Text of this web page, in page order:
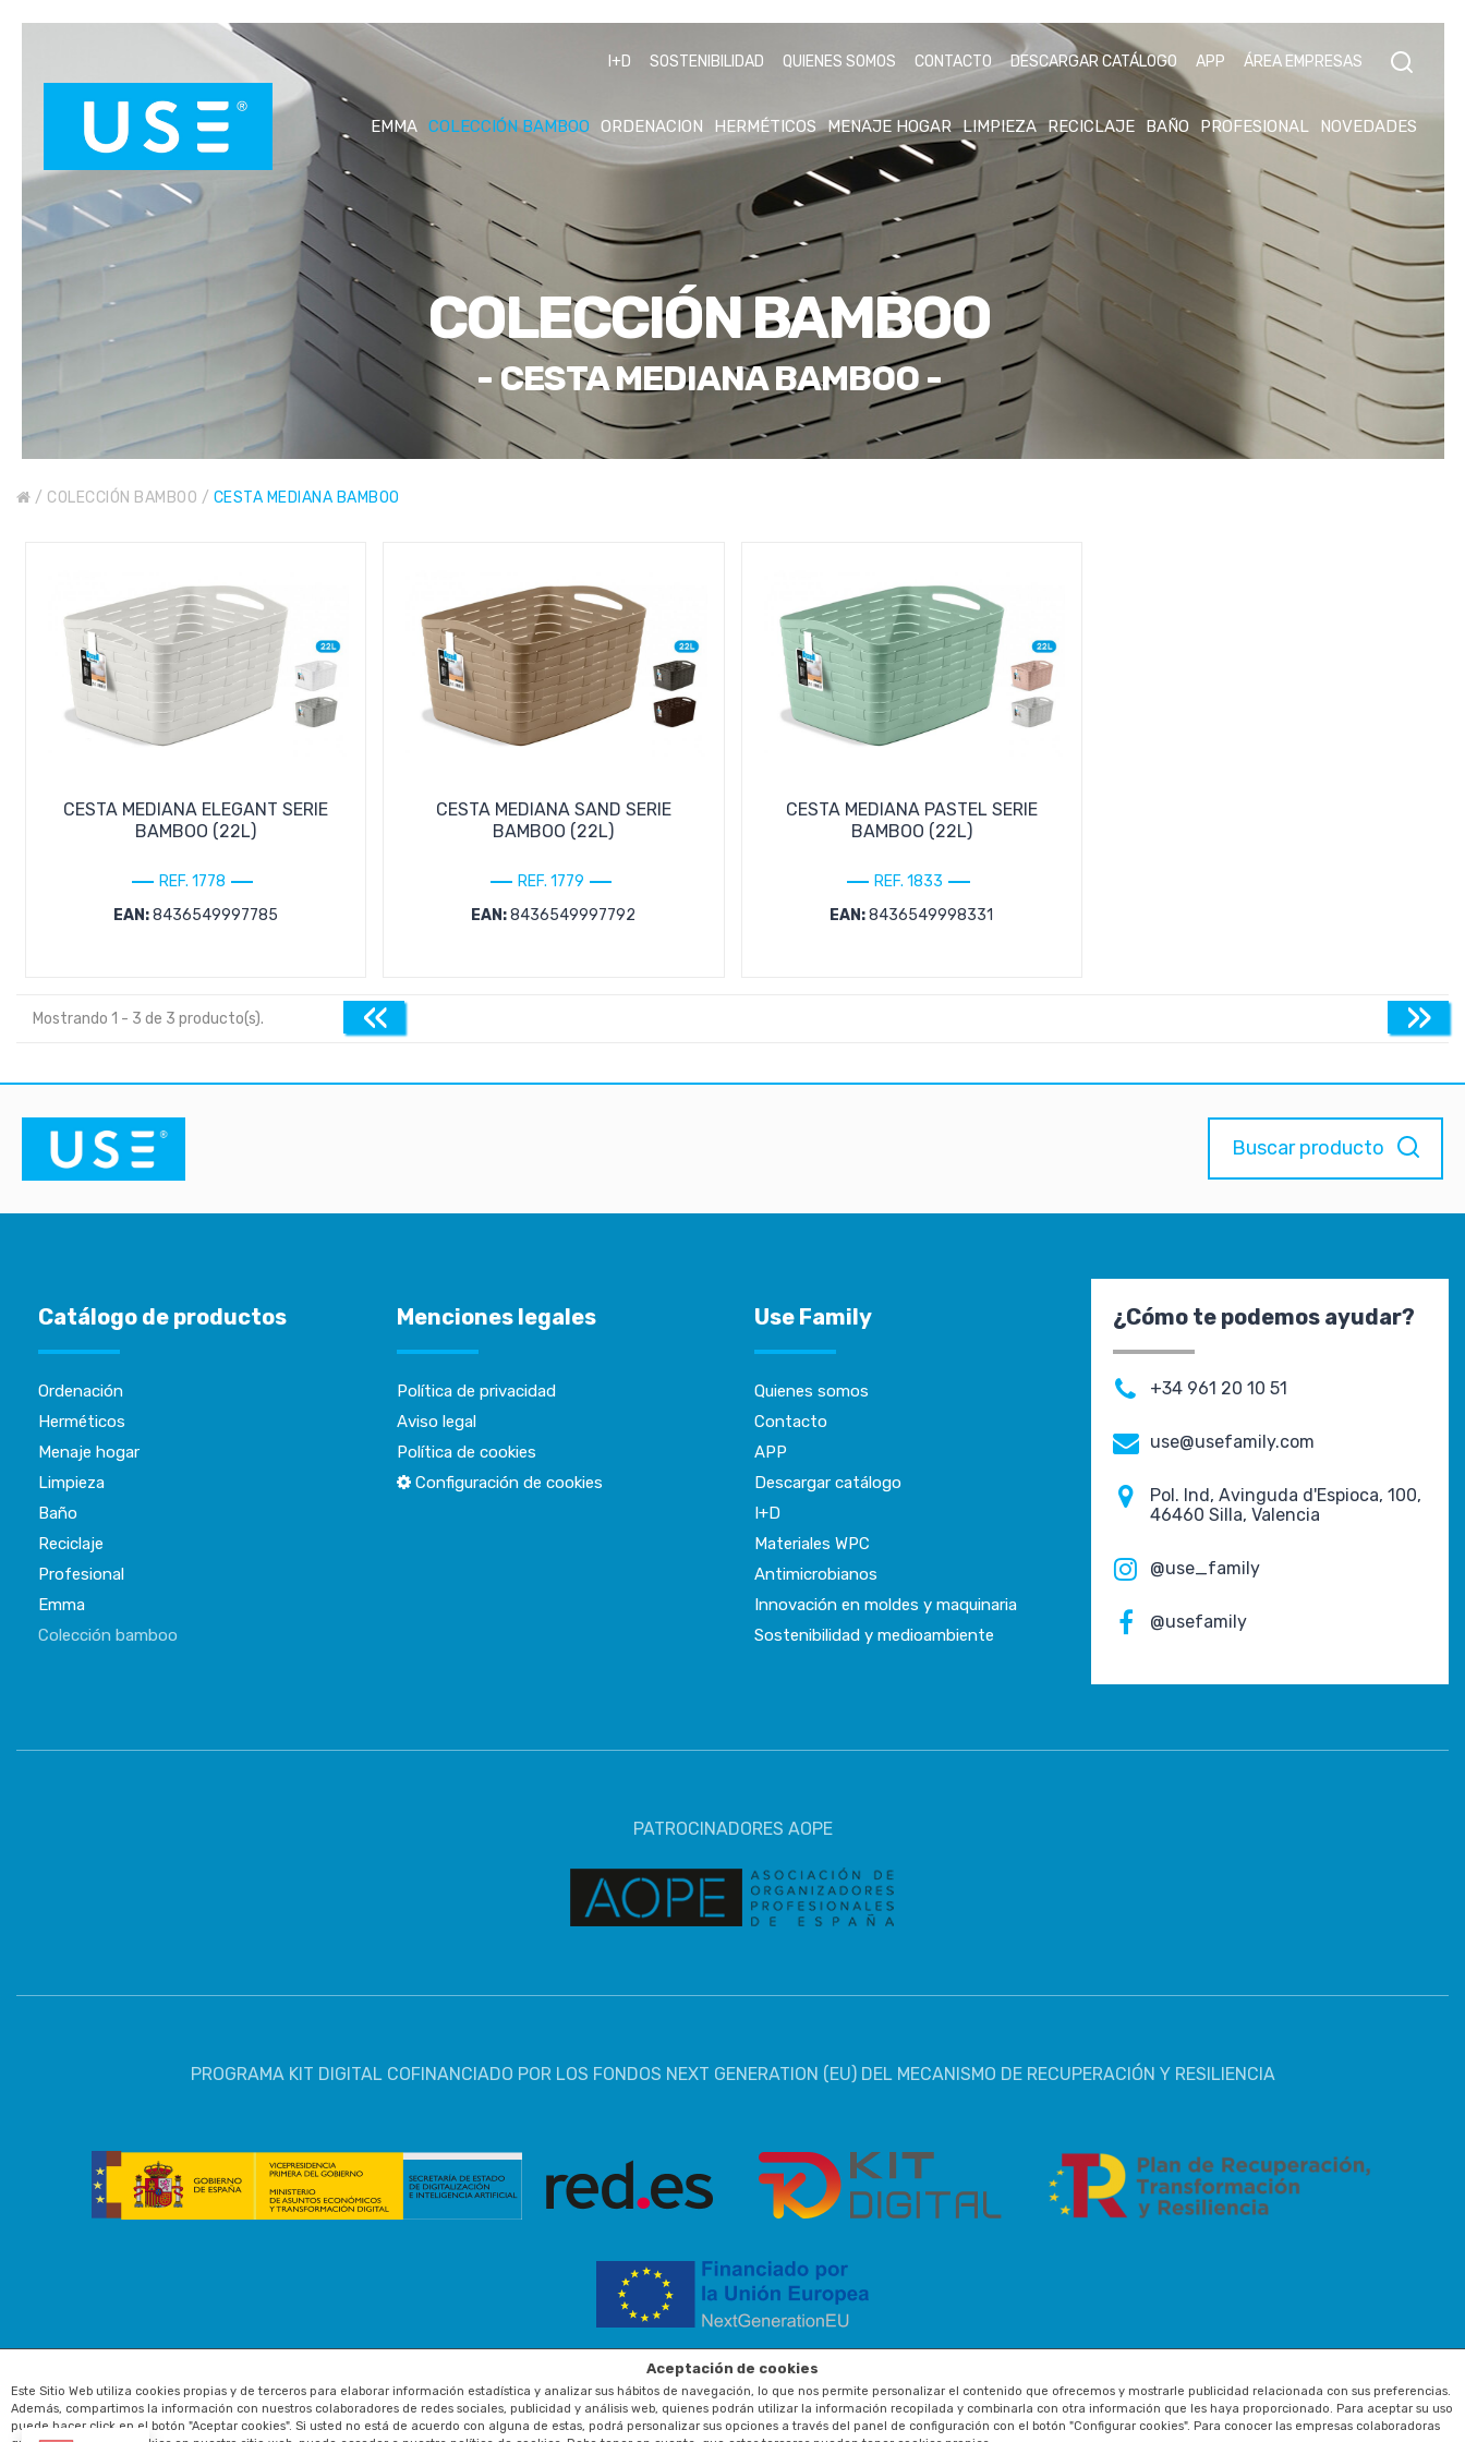
I+D SOSTENIBILIDAD QUIENES SOMOS CONTACTO DESCARGAR CATÁLOGO APP ÁREA EMPRESAS
EMMA COLECCIÓN BAMBOO ORDENACION HERMÉTICOS MENAJE HOGAR LIMPIEZA RECICLAJE BAÑO PROFESIONAL NOVEDADES
COLECCIÓN BAMBOO
- CESTA MEDIANA BAMBOO -
/ COLECCIÓN BAMBOO / CESTA MEDIANA BAMBOO
CESTA MEDIANA ELEGANT SERIE
BAMBOO (22L)
REF. 1778
EAN:8436549997785
CESTA MEDIANA SAND SERIE
BAMBOO (22L)
REF. 1779
EAN:8436549997792
CESTA MEDIANA PASTEL SERIE
BAMBOO (22L)
REF. 1833
EAN:8436549998331
Mostrando 1 - 3 de 3 producto(s). « »
Buscar producto
Catálogo de productos
Ordenación
Herméticos
Menaje hogar
Limpieza
Baño
Reciclaje
Profesional
Emma
Colección bamboo
Menciones legales
Política de privacidad
Aviso legal
Política de cookies
Configuración de cookies
Use Family
Quienes somos
Contacto
APP
Descargar catálogo
I+D
Materiales WPC
Antimicrobianos
Innovación en moldes y maquinaria
Sostenibilidad y medioambiente
¿Cómo te podemos ayudar?
+34 961 20 10 51
use@usefamily.com
Pol. Ind, Avinguda d'Espioca, 100,
46460 Silla, Valencia
@use_family
@usefamily
PATROCINADORES AOPE
PROGRAMA KIT DIGITAL COFINANCIADO POR LOS FONDOS NEXT GENERATION (EU) DEL MECANISMO DE RECUPERACIÓN Y RESILIENCIA
Aceptación de cookies
Este Sitio Web utiliza cookies propias y de terceros para elaborar información estadística y analizar sus hábitos de navegación, lo que nos permite personalizar el contenido que ofrecemos y mostrarle publicidad relacionada con sus preferencias.
Además, compartimos la información con nuestros colaboradores de redes sociales, publicidad y análisis web, quienes podrán utilizar la información recopilada y combinarla con otra información que les haya proporcionado. Para aceptar su uso
puede hacer click en el botón "Aceptar cookies". Si usted no está de acuerdo con alguna de estas, podrá personalizar sus opciones a través del panel de configuración con el botón "Configurar cookies". Para conocer las empresas colaboradoras